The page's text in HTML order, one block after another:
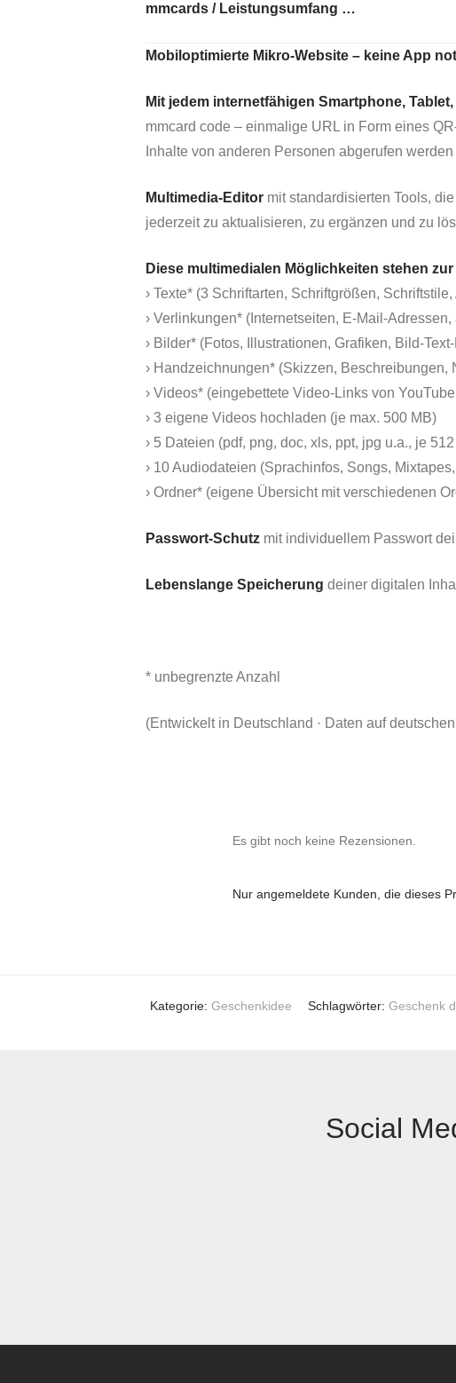
mmcards / Leistungsumfang …
Mobiloptimierte Mikro-Website – keine App
Mit jedem internetfähigen Smartphone,
mmcard code – einmalige URL in Form eines
Inhalte von anderen Personen abgerufen
Multimedia-Editor mit standardisierten Tools,
jederzeit zu aktualisieren, zu ergänzen und zu
Diese multimedialen Möglichkeiten stehen
› Texte* (3 Schriftarten, Schriftgrößen,
› Verlinkungen* (Internetseiten, E-Mail-
› Bilder* (Fotos, Illustrationen, Grafiken, Bild-
› Handzeichnungen* (Skizzen,
› Videos* (eingebettete Video-Links von
› 3 eigene Videos hochladen (je max. 500 MB)
› 5 Dateien (pdf, png, doc, xls, ppt, jpg u.a., je
› 10 Audiodateien (Sprachinfos, Songs,
› Ordner* (eigene Übersicht mit verschiedenen
Passwort-Schutz mit individuellem Passwort
Lebenslange Speicherung deiner digitalen
* unbegrenzte Anzahl
(Entwickelt in Deutschland · Daten auf
Es gibt noch keine Rezensionen.
Nur angemeldete Kunden, die dieses
Kategorie: Geschenkidee Schlagwörter: Geschenk
Social